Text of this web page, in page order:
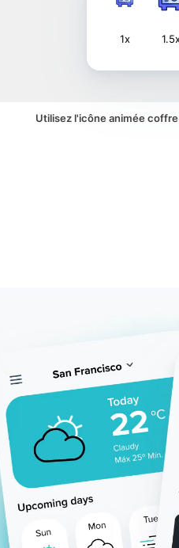
1x
Utilisez l'icône animée